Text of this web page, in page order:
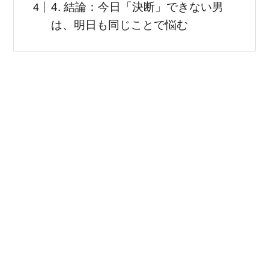
4. 結論：今日「決断」できない男
は、明日も同じことで悩む